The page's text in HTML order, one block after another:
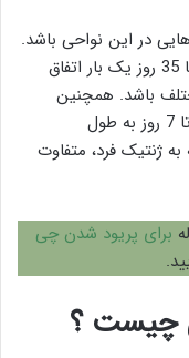
در این نواحی باشد.
، معمولا از 28 تا 35 روز یک بار اتفاق
باشد. همچنین
دوران قاعدگی در بین دختران مختلف، از 2 تا 7 روز به طول
ژنتیک فرد، متفاوت
برای پریود شدن چی
چیست ؟